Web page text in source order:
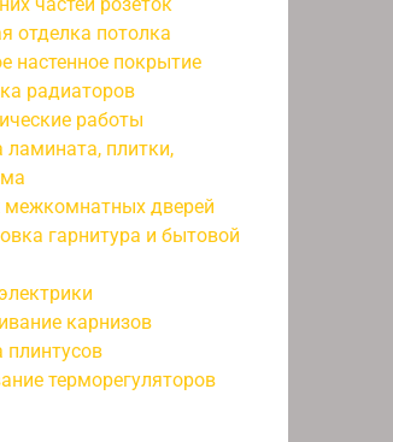
отделка потолка
настенное покрытие
радиаторов
работы
ламината, плитки,
дверей
гарнитура и бытовой
карнизов
плинтусов
терморегуляторов